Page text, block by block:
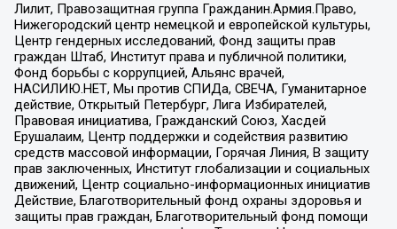
Лилит, Правозащитная группа Гражданин.Армия.Право,
Нижегородский центр немецкой и европейской культуры,
Центр гендерных исследований, Фонд защиты прав
граждан Штаб, Институт права и публичной политики,
Фонд борьбы с коррупцией, Альянс врачей,
НАСИЛИЮ.НЕТ, Мы против СПИДа, СВЕЧА, Гуманитарное
действие, Открытый Петербург, Лига Избирателей,
Правовая инициатива, Гражданский Союз, Хасдей
Ерушалаим, Центр поддержки и содействия развитию
средств массовой информации, Горячая Линия, В защиту
прав заключенных, Институт глобализации и социальных
движений, Центр социально-информационных инициатив
Действие, Благотворительный фонд охраны здоровья и
защиты прав граждан, Благотворительный фонд помощи